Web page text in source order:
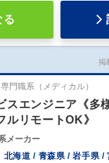
る
掲
門職系（メディカル）
スエンジニア《多
リモートOK》
メーカー
北海道 / 青森県 / 岩手県 /